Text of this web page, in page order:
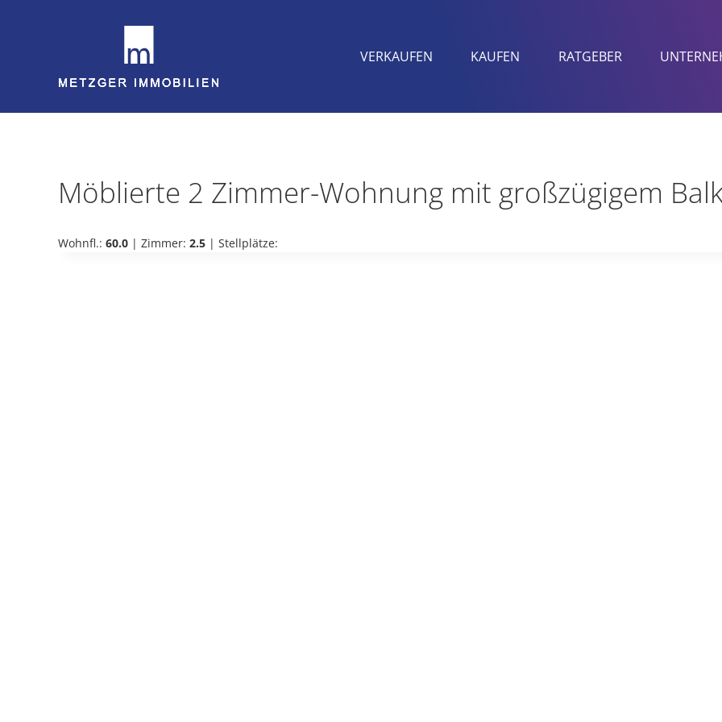
VERKAUFEN KAUFEN RATGEBER
Möblierte 2 Zimmer-Wohnung mit großzügigem
Wohnfl.: 60.0 | Zimmer: 2.5 | Stellplätze: